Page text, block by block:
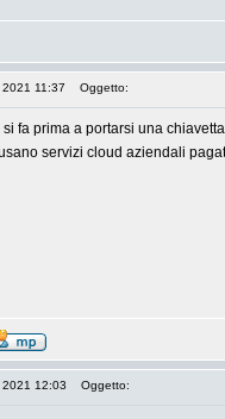
11:37 Oggetto:
si fa prima a portarsi una
servizi cloud aziendali
2021 12:03 Oggetto: